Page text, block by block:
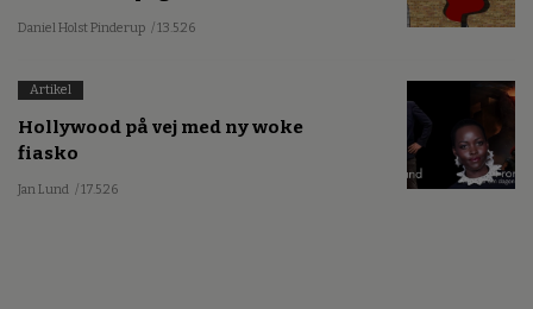
Daniel Holst Pinderup / 13.5.26
Artikel
Hollywood på vej med ny woke
fiasko
Jan Lund / 17.5.26